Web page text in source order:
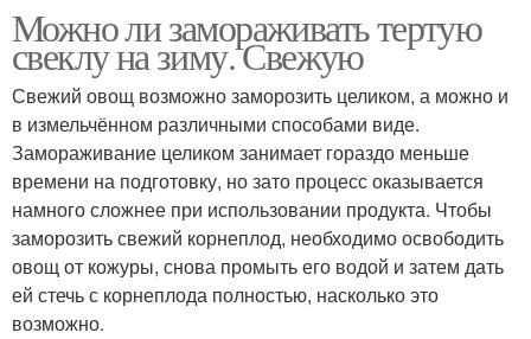
Можно ли замораживать тертую
свеклу на зиму. Свежую
Свежий овощ возможно заморозить целиком, а можно и
в измельчённом различными способами виде.
Замораживание целиком занимает гораздо меньше
времени на подготовку, но зато процесс оказывается
намного сложнее при использовании продукта. Чтобы
заморозить свежий корнеплод, необходимо освободить
овощ от кожуры, снова промыть его водой и затем дать
ей стечь с корнеплода полностью, насколько это
возможно.